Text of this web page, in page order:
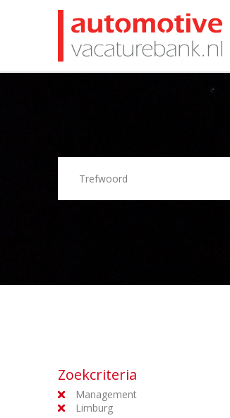
Zoekcriteria
Management
Limburg